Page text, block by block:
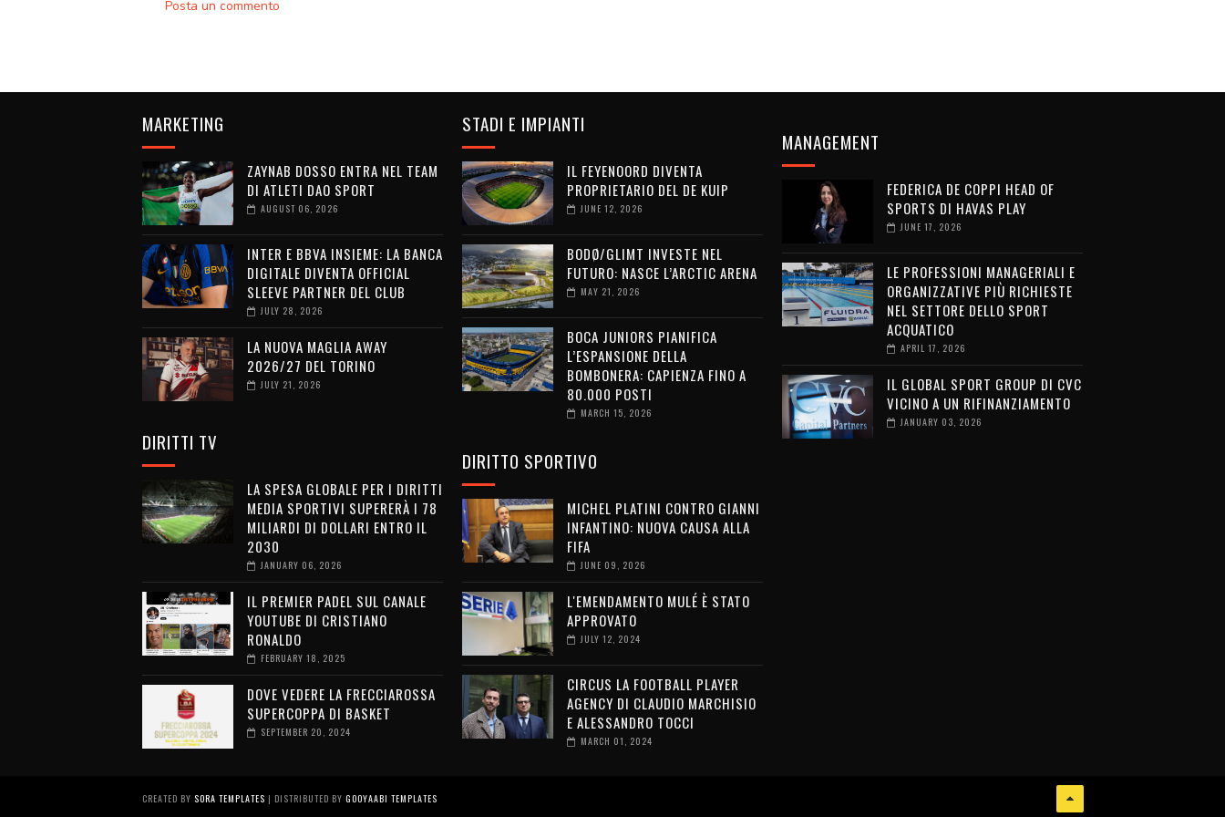
Posta un commento
MARKETING
ZAYNAB DOSSO ENTRA NEL TEAM
DI ATLETI DAO SPORT
AUGUST 06, 2026
INTER E BBVA INSIEME: LA BANCA
DIGITALE DIVENTA OFFICIAL
SLEEVE PARTNER DEL CLUB
JULY 28, 2026
LA NUOVA MAGLIA AWAY
2026/27 DEL TORINO
JULY 21, 2026
DIRITTI TV
LA SPESA GLOBALE PER I DIRITTI
MEDIA SPORTIVI SUPERERÀ I 78
MILIARDI DI DOLLARI ENTRO IL
2030
JANUARY 06, 2026
IL PREMIER PADEL SUL CANALE
YOUTUBE DI CRISTIANO
RONALDO
FEBRUARY 18, 2025
DOVE VEDERE LA FRECCIAROSSA
SUPERCOPPA DI BASKET
SEPTEMBER 20, 2024
STADI E IMPIANTI
IL FEYENOORD DIVENTA
PROPRIETARIO DEL DE KUIP
JUNE 12, 2026
BODØ/GLIMT INVESTE NEL
FUTURO: NASCE L’ARCTIC ARENA
MAY 21, 2026
BOCA JUNIORS PIANIFICA
L’ESPANSIONE DELLA
BOMBONERA: CAPIENZA FINO A
80.000 POSTI
MARCH 15, 2026
DIRITTO SPORTIVO
MICHEL PLATINI CONTRO GIANNI
INFANTINO: NUOVA CAUSA ALLA
FIFA
JUNE 09, 2026
L'EMENDAMENTO MULÉ È STATO
APPROVATO
JULY 12, 2024
CIRCUS LA FOOTBALL PLAYER
AGENCY DI CLAUDIO MARCHISIO
E ALESSANDRO TOCCI
MARCH 01, 2024
MANAGEMENT
FEDERICA DE COPPI HEAD OF
SPORTS DI HAVAS PLAY
JUNE 17, 2026
LE PROFESSIONI MANAGERIALI E
ORGANIZZATIVE PIÙ RICHIESTE
NEL SETTORE DELLO SPORT
ACQUATICO
APRIL 17, 2026
IL GLOBAL SPORT GROUP DI CVC
VICINO A UN RIFINANZIAMENTO
JANUARY 03, 2026
CREATED BY SORA TEMPLATES | DISTRIBUTED BY GOOYAABI TEMPLATES